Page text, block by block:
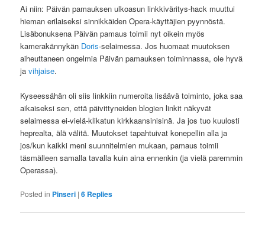
Ai niin: Päivän pamauksen ulkoasun linkkiväritys-hack muuttui
hieman erilaiseksi sinnikkäiden Opera-käyttäjien pyynnöstä.
Lisäbonuksena Päivän pamaus toimii nyt oikein myös
kamerakännykän Doris-selaimessa. Jos huomaat muutoksen
aiheuttaneen ongelmia Päivän pamauksen toiminnassa, ole hyvä
javihjaise.
Kyseessähän oli siis linkkiin numeroita lisäävä toiminto, joka saa
aikaiseksi sen, että päivittyneiden blogien linkit näkyvät
selaimessa ei-vielä-klikatun kirkkaansinisinä. Ja jos tuo kuulosti
heprealta, älä välitä. Muutokset tapahtuivat konepellin alla ja
jos/kun kaikki meni suunnitelmien mukaan, pamaus toimii
täsmälleen samalla tavalla kuin aina ennenkin (ja vielä paremmin
Operassa).
Posted in Pinseri |6 Replies